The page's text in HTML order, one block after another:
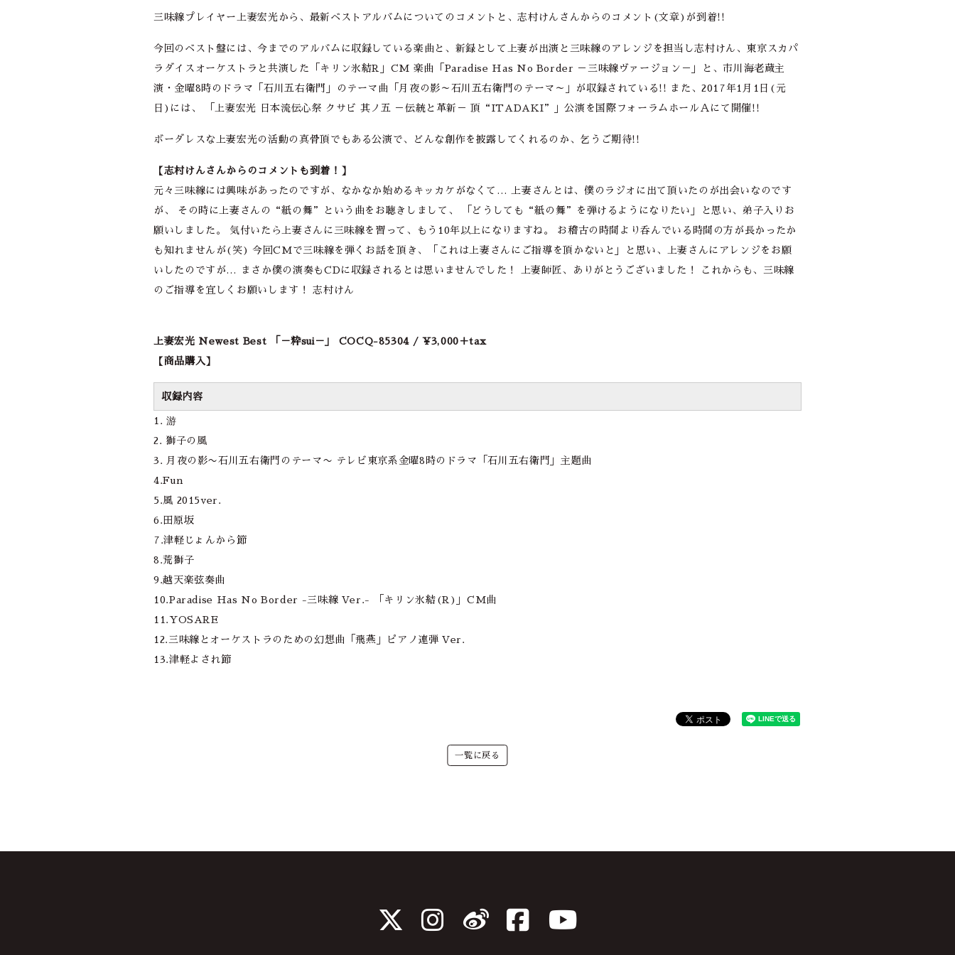
三味線プレイヤー上妻宏光から、最新ベストアルバムについてのコメントと、志村けんさんからのコメント(文章)が到着!!
今回のベスト盤には、今までのアルバムに収録している楽曲と、新録として上妻が出演と三味線のアレンジを担当し志村けん、東京スカパ
ラダイスオーケストラと共演した「キリン氷結R」CM 楽曲「Paradise Has No Border －三味線ヴァージョン－」と、市川海老蔵主
演・金曜8時のドラマ「石川五右衛門」のテーマ曲「月夜の影～石川五右衛門のテーマ～」が収録されている!! また、2017年1月1日(元
日)には、 「上妻宏光 日本流伝心祭 クサビ 其ノ五 －伝統と革新－ 頂“ITADAKI”」公演を国際フォーラムホールＡにて開催!!
ボーダレスな上妻宏光の活動の真骨頂でもある公演で、どんな創作を披露してくれるのか、乞うご期待!!
【志村けんさんからのコメントも到着！】
元々三味線には興味があったのですが、なかなか始めるキッカケがなくて… 上妻さんとは、僕のラジオに出て頂いたのが出会いなのです
が、 その時に上妻さんの“紙の舞”という曲をお聴きしまして、 「どうしても“紙の舞”を弾けるようになりたい」と思い、弟子入りお
願いしました。 気付いたら上妻さんに三味線を習って、もう10年以上になりますね。 お稽古の時間より呑んでいる時間の方が長かったか
も知れませんが(笑) 今回CMで三味線を弾くお話を頂き、「これは上妻さんにご指導を頂かないと」と思い、上妻さんにアレンジをお願
いしたのですが… まさか僕の演奏もCDに収録されるとは思いませんでした！ 上妻師匠、ありがとうございました！ これからも、三味線
のご指導を宜しくお願いします！ 志村けん
上妻宏光 Newest Best 「－粋sui－」 COCQ-85304 / ¥3,000＋tax
【商品購入】
収録内容
1. 游
2. 獅子の風
3. 月夜の影〜石川五右衛門のテーマ〜 テレビ東京系金曜8時のドラマ「石川五右衛門」主題曲
4.Fun
5.風 2015ver.
6.田原坂
7.津軽じょんから節
8.荒獅子
9.越天楽弦奏曲
10.Paradise Has No Border -三味線 Ver.- 「キリン氷結(R)」CM曲
11.YOSARE
12.三味線とオーケストラのための幻想曲「飛燕」ピアノ連弾 Ver.
13.津軽よされ節
一覧に戻る